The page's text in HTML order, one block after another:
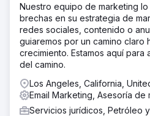
Nuestro equipo de marketing
brechas en su estrategia de
redes sociales, contenido o
guiaremos por un camino claro
crecimiento. Estamos aquí
del camino.
Los Angeles, California,
Email Marketing, Asesoría de
Servicios jurídicos, Petróleo